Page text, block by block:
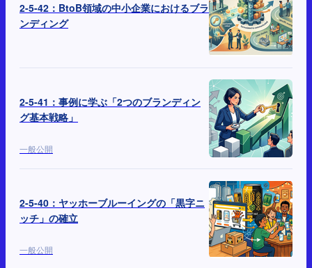
2-5-42：BtoB領域の中小企業におけるブラ
ンディング
2-5-41：事例に学ぶ「2つのブランディン
グ基本戦略」
一般公開
2-5-40：ヤッホーブルーイングの「黒字ニ
ッチ」の確立
一般公開